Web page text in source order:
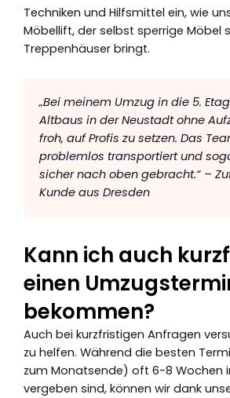
Techniken und Hilfsmittel ein, wie
Möbellift, der selbst sperrige Möbel
Treppenhäuser bringt.
„Bei meinem Umzug in die 5.
Altbaus in der Neustadt ohne
froh, auf Profis zu setzen. Das
problemlos transportiert und
sicher nach oben gebracht.“ –
Kunde aus Dresden
Kann ich auch
einen
bekommen?
Auch bei kurzfristigen Anfragen
zu helfen. Während die besten
zum Monatsende) oft 6-8 Wochen
vergeben sind, können wir dank